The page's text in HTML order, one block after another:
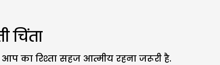
चिंता
का रिश्ता सहज आत्मीय रहना जरूरी है.